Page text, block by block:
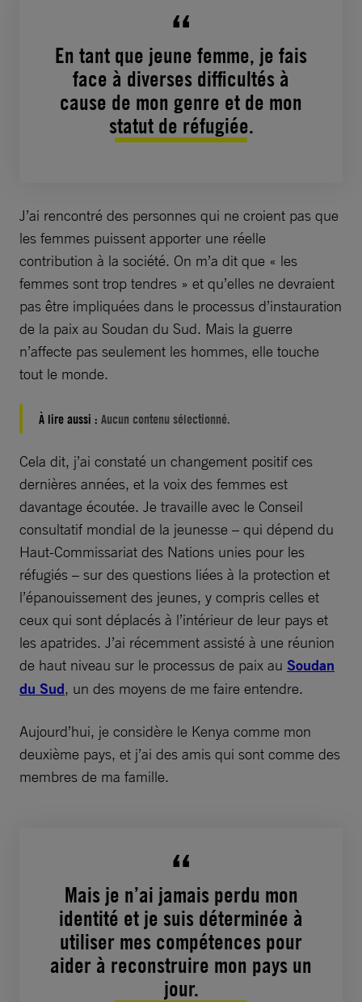
En tant que jeune femme, je fais
face à diverses difficultés à
cause de mon genre et de mon
statut de réfugiée.
J’ai rencontré des personnes qui ne croient pas que
les femmes puissent apporter une réelle
contribution à la société. On m’a dit que « les
femmes sont trop tendres » et qu’elles ne devraient
pas être impliquées dans le processus d’instauration
de la paix au Soudan du Sud. Mais la guerre
n’affecte pas seulement les hommes, elle touche
tout le monde.
À lire aussi : Aucun contenu sélectionné.
Cela dit, j’ai constaté un changement positif ces
dernières années, et la voix des femmes est
davantage écoutée. Je travaille avec le Conseil
consultatif mondial de la jeunesse – qui dépend du
Haut-Commissariat des Nations unies pour les
réfugiés – sur des questions liées à la protection et
l’épanouissement des jeunes, y compris celles et
ceux qui sont déplacés à l’intérieur de leur pays et
les apatrides. J’ai récemment assisté à une réunion
de haut niveau sur le processus de paix au Soudan
du Sud, un des moyens de me faire entendre.
Aujourd’hui, je considère le Kenya comme mon
deuxième pays, et j’ai des amis qui sont comme des
membres de ma famille.
Mais je n’ai jamais perdu mon
identité et je suis déterminée à
utiliser mes compétences pour
aider à reconstruire mon pays un
jour.